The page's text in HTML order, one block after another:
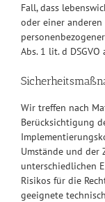
Fall, dass
oder einer
Abs. 1 lit. d
Wir treffen nach
Berücksichtigung
Umstände und der
unterschiedlichen
Risikos für die
geeignete